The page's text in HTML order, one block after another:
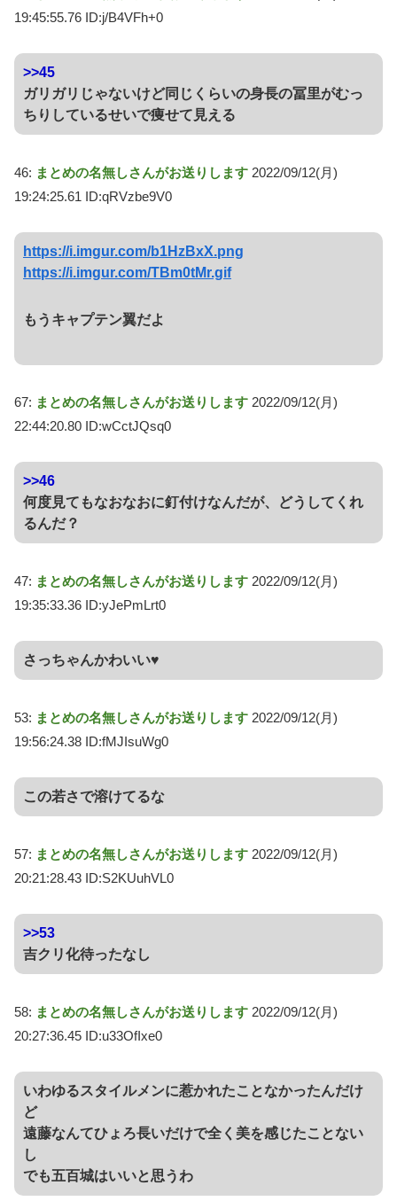
19:45:55.76 ID:j/B4VFh+0
>>45
ガリガリじゃないけど同じくらいの身長の冨里がむっ
ちりしているせいで痩せて見える
46: まとめの名無しさんがお送りします 2022/09/12(月)
19:24:25.61 ID:qRVzbe9V0
https://i.imgur.com/b1HzBxX.png
https://i.imgur.com/TBm0tMr.gif
もうキャプテン翼だよ
67: まとめの名無しさんがお送りします 2022/09/12(月)
22:44:20.80 ID:wCctJQsq0
>>46
何度見てもなおなおに釘付けなんだが、どうしてくれ
るんだ？
47: まとめの名無しさんがお送りします 2022/09/12(月)
19:35:33.36 ID:yJePmLrt0
さっちゃんかわいい♥
53: まとめの名無しさんがお送りします 2022/09/12(月)
19:56:24.38 ID:fMJIsuWg0
この若さで溶けてるな
57: まとめの名無しさんがお送りします 2022/09/12(月)
20:21:28.43 ID:S2KUuhVL0
>>53
吉クリ化待ったなし
58: まとめの名無しさんがお送りします 2022/09/12(月)
20:27:36.45 ID:u33OfIxe0
いわゆるスタイルメンに惹かれたことなかったんだけ
ど
遠藤なんてひょろ長いだけで全く美を感じたことない
し
でも五百城はいいと思うわ